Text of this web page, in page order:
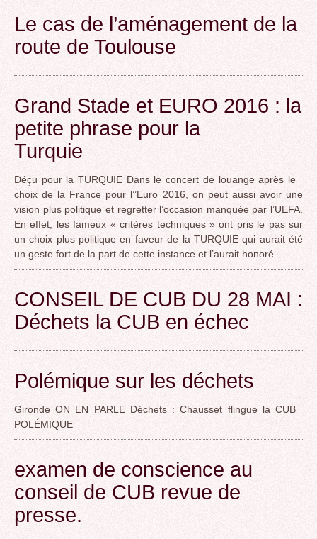
Le cas de l’aménagement de la
route de Toulouse
Grand Stade et EURO 2016 : la
petite phrase pour la
Turquie
Déçu pour la TURQUIE Dans le concert de louange après le
choix de la France pour l’’Euro 2016, on peut aussi avoir une
vision plus politique et regretter l’occasion manquée par l’UEFA.
En effet, les fameux « critères techniques » ont pris le pas sur
un choix plus politique en faveur de la TURQUIE qui aurait été
un geste fort de la part de cette instance et l’aurait honoré.
CONSEIL DE CUB DU 28 MAI :
Déchets la CUB en échec
Polémique sur les déchets
Gironde ON EN PARLE Déchets : Chausset flingue la CUB
POLÉMIQUE
examen de conscience au
conseil de CUB revue de
presse.